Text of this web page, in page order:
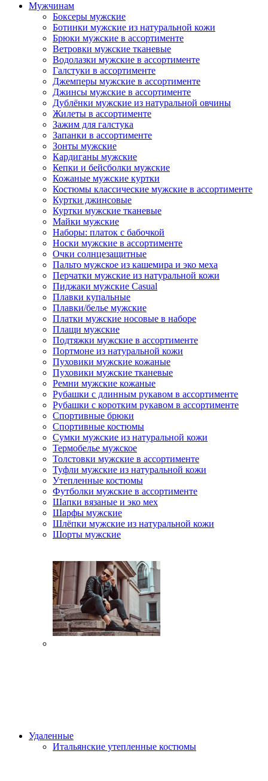
Мужчинам
Боксеры мужские
Ботинки мужские из натуральной кожи
Брюки мужские в ассортименте
Ветровки мужские тканевые
Водолазки мужские в ассортименте
Галстуки в ассортименте
Джемперы мужские в ассортименте
Джинсы мужские в ассортименте
Дублёнки мужские из натуральной овчины
Жилеты в ассортименте
Зажим для галстука
Запанки в ассортименте
Зонты мужские
Кардиганы мужские
Кепки и бейсболки мужские
Кожаные мужские куртки
Костюмы классические мужские в ассортименте
Куртки джинсовые
Куртки мужские тканевые
Майки мужские
Наборы: платок с бабочкой
Носки мужские в ассортименте
Очки солнцезащитные
Пальто мужское из кашемира и эко меха
Перчатки мужские из натуральной кожи
Пиджаки мужские Casual
Плавки купальные
Плавки/белье мужские
Платки мужские носовые в наборе
Плащи мужские
Подтяжки мужские в ассортименте
Портмоне из натуральной кожи
Пуховики мужские кожаные
Пуховики мужские тканевые
Ремни мужские кожаные
Рубашки с длинным рукавом в ассортименте
Рубашки с коротким рукавом в ассортименте
Спортивные брюки
Спортивные костюмы
Сумки мужские из натуральной кожи
Термобелье мужское
Толстовки мужские в ассортименте
Туфли мужские из натуральной кожи
Утепленные костюмы
Футболки мужские в ассортименте
Шапки вязаные и эко мех
Шарфы мужские
Шлёпки мужские из натуральной кожи
Шорты мужские
Удаленные
Итальянские утепленные костюмы